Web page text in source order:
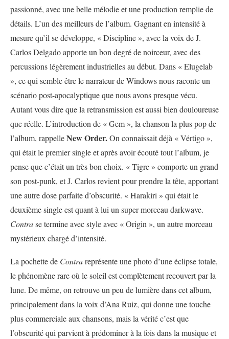
passionné, avec une belle mélodie et une production remplie de
détails. L’un des meilleurs de l’album. Gagnant en intensité à
mesure qu’il se développe, « Discipline », avec la voix de J.
Carlos Delgado apporte un bon degré de noirceur, avec des
percussions légèrement industrielles au début. Dans « Elugelab
», ce qui semble être le narrateur de Windows nous raconte un
scénario post-apocalyptique que nous avons presque vécu.
Autant vous dire que la retransmission est aussi bien douloureuse
que réelle. L’introduction de « Gem », la chanson la plus pop de
l’album, rappelleNew Order.On connaissait déjà « Vértigo »,
qui était le premier single et après avoir écouté tout l’album, je
pense que c’était un très bon choix. « Tigre » comporte un grand
son post-punk, et J. Carlos revient pour prendre la tête, apportant
une autre dose parfaite d’obscurité. « Harakiri » qui était le
deuxième single est quant à lui un super morceau darkwave.
Contrase termine avec style avec « Origin », un autre morceau
mystérieux chargé d’intensité.
La pochette de Contrareprésente une photo d’une éclipse totale,
le phénomène rare où le soleil est complètement recouvert par la
lune. De même, on retrouve un peu de lumière dans cet album,
principalement dans la voix d’Ana Ruiz, qui donne une touche
plus commerciale aux chansons, mais la vérité c’est que
l’obscurité qui parvient à prédominer à la fois dans la musique et